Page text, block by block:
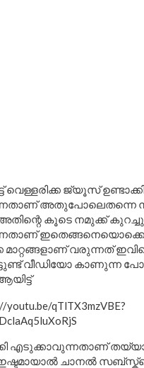
വെള്ളരിക്ക ജ്യൂസ്
അതുപോലെതന്നെ
അതിന്റെ കൂടെ നമുക്ക്
ഇതെങ്ങനെയൊക്കെ
വരുന്നത്
വീഡിയോ കാണുന്ന
youtu.be/qTlTX3mzVBE?
എടുക്കാവുന്നതാണ്
ഇഷ്ടമായാൽ ചാനൽ